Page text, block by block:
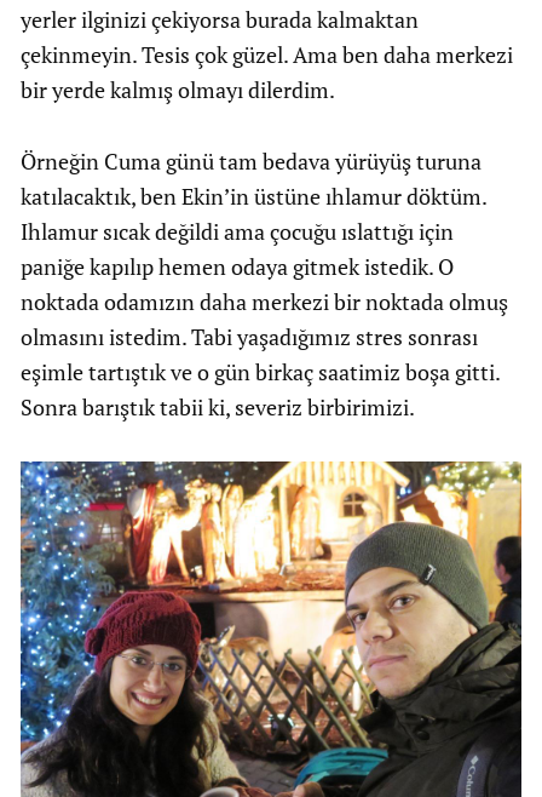
yerler ilginizi çekiyorsa burada kalmaktan
çekinmeyin. Tesis çok güzel. Ama ben daha merkezi
bir yerde kalmış olmayı dilerdim.
Örneğin Cuma günü tam bedava yürüyüş turuna
katılacaktık, ben Ekin’in üstüne ıhlamur döktüm.
Ihlamur sıcak değildi ama çocuğu ıslattığı için
paniğe kapılıp hemen odaya gitmek istedik. O
noktada odamızın daha merkezi bir noktada olmuş
olmasını istedim. Tabi yaşadığımız stres sonrası
eşimle tartıştık ve o gün birkaç saatimiz boşa gitti.
Sonra barıştık tabii ki, severiz birbirimizi.